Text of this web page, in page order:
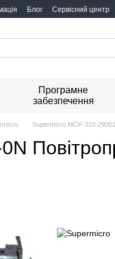
Блог Сервісний центр
Програмне
забезпечення
Supermicro MCP-310-